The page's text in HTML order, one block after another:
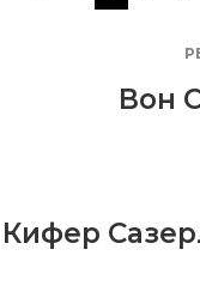
Вон
Кифер